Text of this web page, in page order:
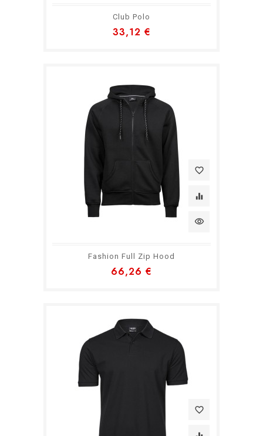
Club Polo
33,12 €
favorite_border
equalizer
visibility
Fashion Full Zip Hood
66,26 €
favorite_border